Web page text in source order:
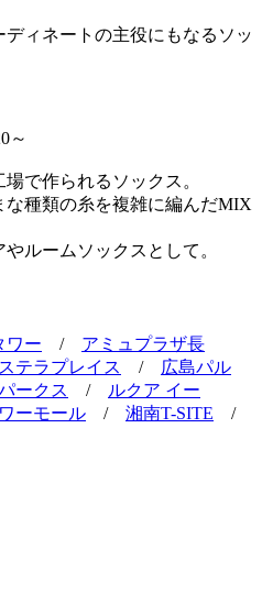
ィネートの主役にもなるソッ
～
で作られるソックス。
な種類の糸を複雑に編んだMIX
ルームソックスとして。
ワー / アミュプラザ長
テラプレイス /
広島パル
ークス /
ルクア イー
ーモール / 湘南T-SITE /